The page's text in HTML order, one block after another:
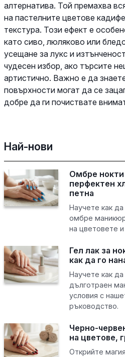
алтернатива. Той премахва
на пастелните цветове
текстура. Този ефект е
като сиво, люляково или
усещане за лукс и
чудесен избор, ако търсите
артистично. Важно е да
повърхности могат да се
добре да ги почиствате
Най-нови
Омбре нокти
перфектен
петна
Научете как
омбре
на цветовете
Гел лак за
как да го
Научете как
дълготраен
условия с
ръководство.
Черно-
на цветове,
Открийте